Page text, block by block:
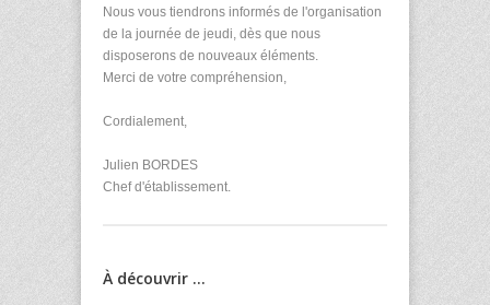
Nous vous tiendrons informés de l'organisation
de la journée de jeudi, dès que nous
disposerons de nouveaux éléments.
Merci de votre compréhension,
Cordialement,
Julien BORDES
Chef d'établissement.
À découvrir ...